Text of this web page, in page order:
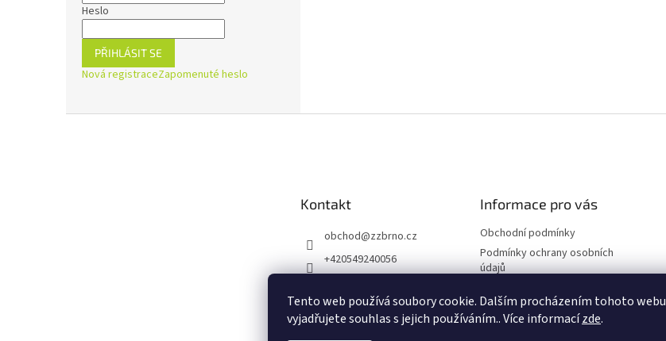
Tento web používá soubory cookie. Dalším procházením tohoto webu
vyjadřujete souhlas s jejich používáním.. Více informacízde.
Heslo
PŘIHLÁSIT SE
Nová registraceZapomenuté heslo
Kontakt
obchod@zzbrno.cz
+420549240056
ejnaZdravyzivot
Informace pro vás
Obchodní podmínky
Podmínky ochrany osobních
údajů